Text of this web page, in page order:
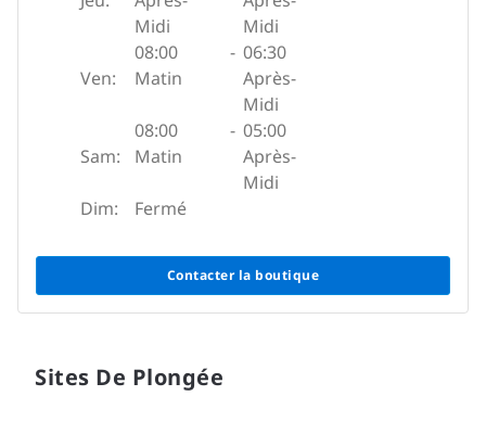
Midi
Midi
Ven:
08:00
Matin
- 06:30
Après-
Midi
Sam:
08:00
Matin
- 05:00
Après-
Midi
Dim:
Fermé
Contacter la boutique
Sites De Plongée